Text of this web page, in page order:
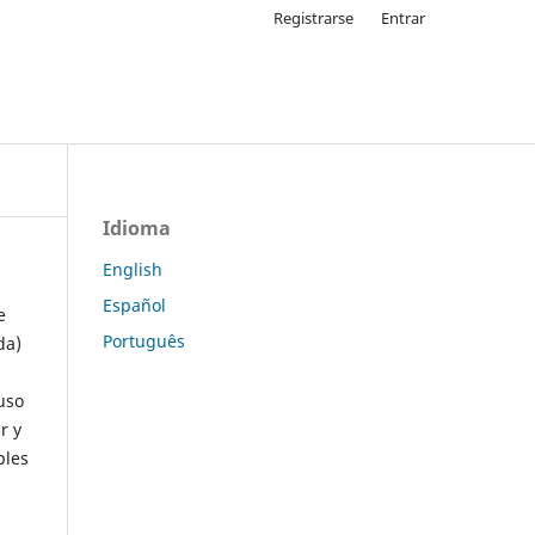
Registrarse Entrar
y
Idioma
English
Español
Português